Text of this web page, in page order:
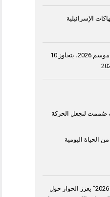
الإسرائيلية
إنتاج القمح في مصر خلال موسم 2026، يتجاوز 10
لتجعل الحركة
الحياة اليومية
“منتدى الشارقة للاستثمار 2026” يعزز الحوار حول